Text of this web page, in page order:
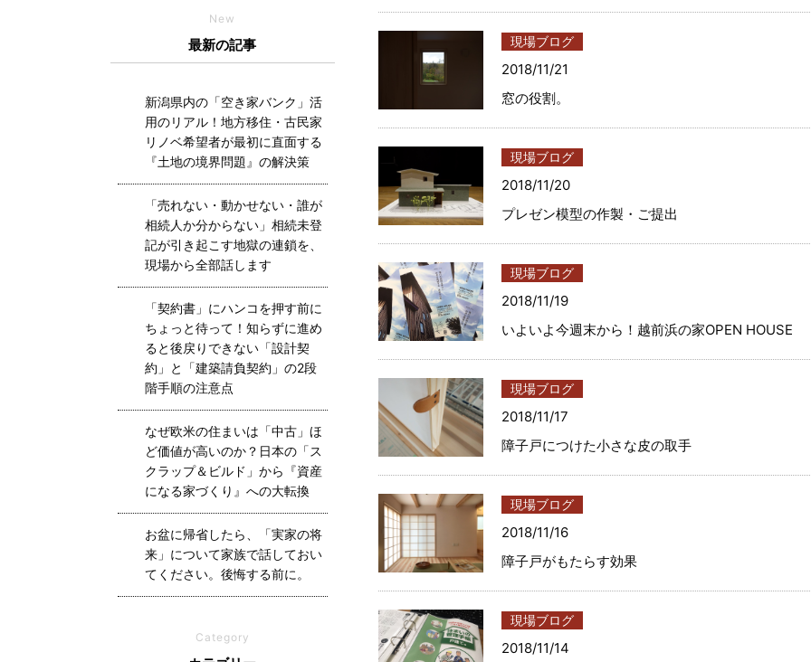
現場ブログ
2018/11/21
窓の役割。
現場ブログ
2018/11/20
プレゼン模型の作製・ご提出
現場ブログ
2018/11/19
いよいよ今週末から！越前浜の家OPEN HOUSE
現場ブログ
2018/11/17
障子戸につけた小さな皮の取手
現場ブログ
2018/11/16
障子戸がもたらす効果
現場ブログ
2018/11/14
New
最新の記事
新潟県内の「空き家バンク」活
用のリアル！地方移住・古民家
リノベ希望者が最初に直面する
『土地の境界問題』の解決策
「売れない・動かせない・誰が
相続人か分からない」相続未登
記が引き起こす地獄の連鎖を、
現場から全部話します
「契約書」にハンコを押す前に
ちょっと待って！知らずに進め
ると後戻りできない「設計契
約」と「建築請負契約」の2段
階手順の注意点
なぜ欧米の住まいは「中古」ほ
ど価値が高いのか？日本の「ス
クラップ＆ビルド」から『資産
になる家づくり』への大転換
お盆に帰省したら、「実家の将
来」について家族で話しておい
てください。後悔する前に。
Category